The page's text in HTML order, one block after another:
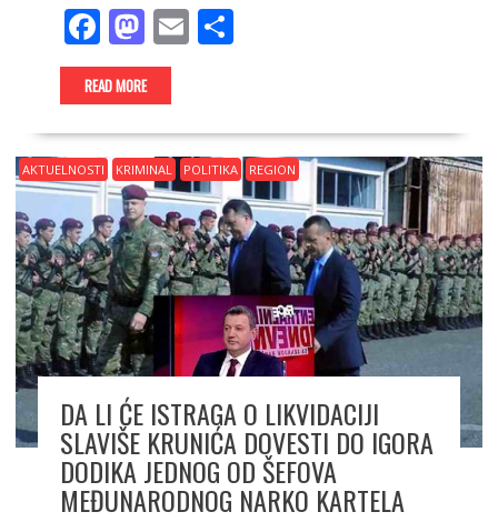
F
ac
e
b
o
o
k
M
as
to
d
o
n
E
m
l
S
e
READ MORE
AKTUELNOSTI KRIMINAL POLITIKA REGION
DA LI ĆE ISTRAGA O LIKVIDACIJI
SLAVIŠE KRUNIĆA DOVESTI DO IGORA
DODIKA JEDNOG OD ŠEFOVA
MEĐUNARODNOG NARKO KARTELA